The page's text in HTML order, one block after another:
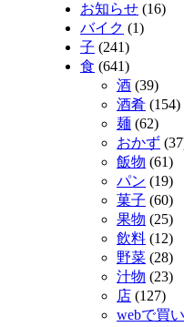
お知らせ (16)
バイク (1)
子 (241)
食 (641)
酒 (39)
酒肴 (154)
麺 (62)
おかず
飯物 (61)
パン (19)
菓子 (60)
果物 (25)
飲料 (12)
野菜 (28)
汁物 (23)
店 (127)
webで買